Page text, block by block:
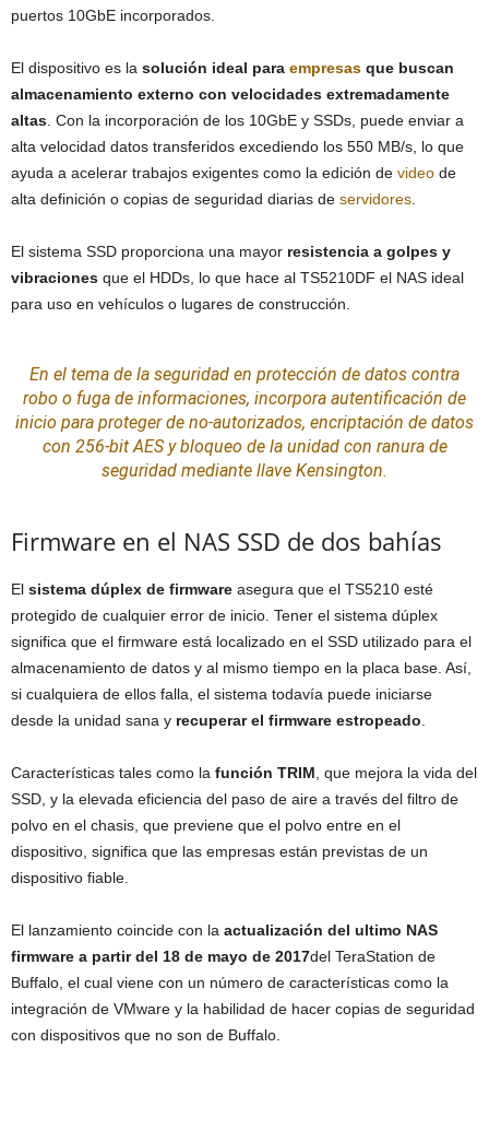
puertos 10GbE incorporados.
El dispositivo es la solución ideal para empresas que buscan
almacenamiento externo con velocidades extremadamente
altas . Con la incorporación de los 10GbE y SSDs, puede enviar a
alta velocidad datos transferidos excediendo los 550 MB/s, lo que
ayuda a acelerar trabajos exigentes como la edición de video de
alta definición o copias de seguridad diarias de servidores
El sistema SSD proporciona una mayor resistencia a golpes y
vibraciones que el HDDs, lo que hace al TS5210DF el NAS ideal
para uso en vehículos o lugares de construcción.
En el tema de la seguridad en protección de datos contra
robo o fuga de informaciones, incorpora autentificación de
inicio para proteger de no-autorizados, encriptación de datos
con 256-bit AES y bloqueo de la unidad con ranura de
seguridad mediante llave Kensington.
Firmware en el NAS SSD de dos bahías
El sistema dúplex de firmware asegura que el TS5210 esté
protegido de cualquier error de inicio. Tener el sistema dúplex
significa que el firmware está localizado en el SSD utilizado para el
almacenamiento de datos y al mismo tiempo en la placa base. Así,
si cualquiera de ellos falla, el sistema todavía puede iniciarse
desde la unidad sana y recuperar el firmware estropeado
Características tales como la función TRIM , que mejora la vida del
SSD, y la elevada eficiencia del paso de aire a través del filtro de
polvo en el chasis, que previene que el polvo entre en el
dispositivo, significa que las empresas están previstas de un
dispositivo fiable.
El lanzamiento coincide con la actualización del ultimo NAS
firmware a partir del 18 de mayo de 2017del TeraStation de
Buffalo, el cual viene con un número de características como la
integración de VMware y la habilidad de hacer copias de seguridad
con dispositivos que no son de Buffalo.